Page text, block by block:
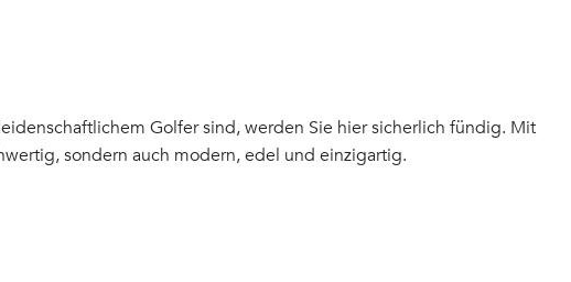
Golfer sind, werden Sie hier sicherlich fündig. Mit
sondern auch modern, edel und einzigartig.